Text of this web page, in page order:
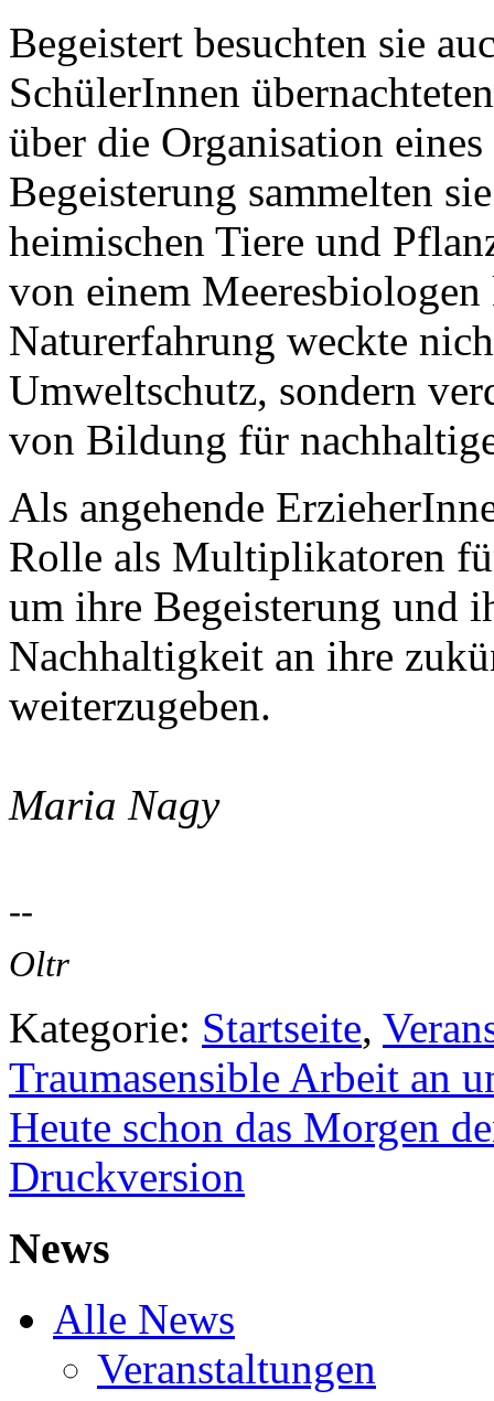
Begeistert besuchten sie
SchülerInnen
über die Organisation
Begeisterung sammelten
heimischen Tiere und
von einem
Naturerfahrung weckte
Umweltschutz, sondern
von Bildung für
Als angehende
Rolle als Multiplikatoren
um ihre Begeisterung und
Nachhaltigkeit an ihre
weiterzugeben.
Maria Nagy
--
Oltr
Kategorie: Startseite,
Traumasensible Arbeit an
Heute schon das Morgen
Druckversion
News
Alle News
Veranstaltungen